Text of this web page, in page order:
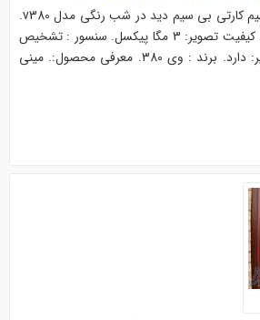
دوربین مینی اسپید دام سیم کارتی بی سیم دید در شب رنگی مدل v380.
. نوع سیستم : اسپید دام. کیفیت تصویر: 3 مگا پیکسل. سنسور : تشخیص
حرکت دارد. قابلیت دزدگیر: دارد. برند : وی 380. معرفی محصول:. مینی